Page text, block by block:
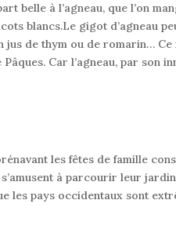
belle à l’agneau, que l’on
blancs.Le gigot d’agneau
de thym ou de romarin… Ce
Car l’agneau, par son
les fêtes de famille
à parcourir leur
les pays occidentaux sont